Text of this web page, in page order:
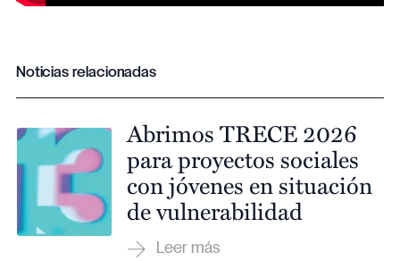
Noticias relacionadas
Abrimos TRECE 2026
para proyectos sociales
con jóvenes en situación
de vulnerabilidad